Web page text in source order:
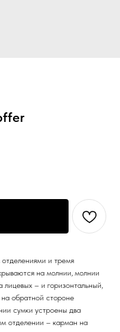
и тремя
на молнии, молнии
лицевых – и горизонтальный,
обратной стороне
сумки устроены два
отделении – карман на